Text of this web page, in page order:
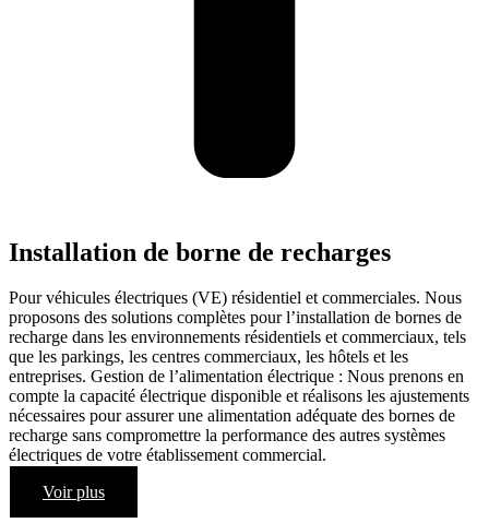
Installation de borne de recharges
Pour véhicules électriques (VE) résidentiel et commerciales. Nous
proposons des solutions complètes pour l’installation de bornes de
recharge dans les environnements résidentiels et commerciaux, tels
que les parkings, les centres commerciaux, les hôtels et les
entreprises. Gestion de l’alimentation électrique : Nous prenons en
compte la capacité électrique disponible et réalisons les ajustements
nécessaires pour assurer une alimentation adéquate des bornes de
recharge sans compromettre la performance des autres systèmes
électriques de votre établissement commercial.
Voir plus